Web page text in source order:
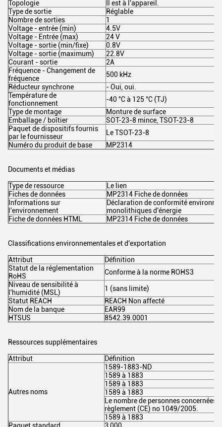
Topologie
Il est à l'appareil.
Type de sortie
Réglable
Nombre de sorties
1
Voltage - entrée (min)
4.5V
Voltage - Entrée (max)
24 V
Voltage - sortie (min/fixe)
0.8V
Voltage - sortie (maximum)
22.8V
Courant - sortie
2A
Fréquence - Changement de
fréquence
500 kHz
Réducteur synchrone
- Oui, oui.
Température de
fonctionnement
-40 °C à 125 °C (TJ)
Type de montage
Monture de surface
Emballage / boîtier
SOT-23-8 mince, TSOT-23-8
Paquet de dispositifs fournis
par le fournisseur
Le TSOT-23-8
Numéro du produit de base
MP2314
Documents et médias
Type de ressource
Le lien
Fiches de données
MP2314 Fiche de données
Informations sur
l'environnement
Déclaration de conformité
monolithiques d'énergie
Fiche de données HTML
MP2314 Fiche de données
Classifications environnementales et d'exportation
Attribut
Définition
Statut de la réglementation
RoHS
Conforme à la norme ROHS3
Niveau de sensibilité à
l'humidité (MSL)
1 (sans limite)
Statut REACH
REACH Non affecté
Nom de la banque
EAR99
HTSUS
8542.39.0001
Ressources supplémentaires
Attribut Définition
Autres noms
1589-1883-ND
1589 à 1883
1589 à 1883
1589 à 1883
Le nombre de personnes concernées
règlement (CE) no 1049/2005.
1589 à 1883